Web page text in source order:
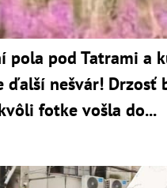
pola pod Tatrami a
ďalší nešvár! Drzosť
fotke vošla do...